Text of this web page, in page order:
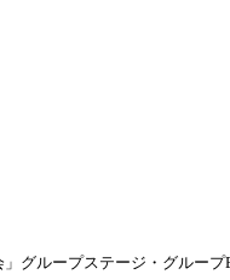
グループステージ・グループ